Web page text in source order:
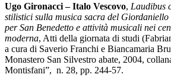
Ugo Gironacci – Italo Vescovo, Laudibus
stilistici sulla musica sacra del Giordaniello
per San Benedetto e attività musicali nei
moderna, Atti della giornata di studi
a cura di Saverio Franchi e Biancamaria
Monastero San Silvestro abate, 2004,
Montisfani”, n. 28, pp. 244-57.